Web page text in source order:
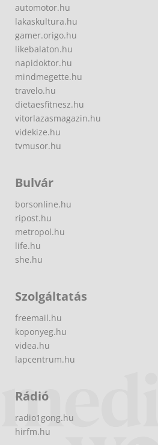
automotor.hu
lakaskultura.hu
gamer.origo.hu
likebalaton.hu
napidoktor.hu
mindmegette.hu
travelo.hu
dietaesfitnesz.hu
vitorlazasmagazin.hu
videkize.hu
tvmusor.hu
Bulvár
borsonline.hu
ripost.hu
metropol.hu
life.hu
she.hu
Szolgáltatás
freemail.hu
koponyeg.hu
videa.hu
lapcentrum.hu
Rádió
radio1gong.hu
hirfm.hu